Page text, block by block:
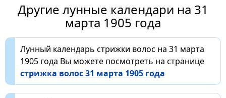
Другие лунные календари на 31
марта 1905 года
Лунный календарь стрижки волос на 31 марта
1905 года Вы можете посмотреть на странице
стрижка волос 31 марта 1905 года